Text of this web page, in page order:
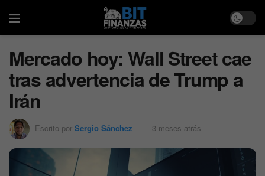
Mercado hoy: Wall Street cae
tras advertencia de Trump a
Irán
Escrito por Sergio Sánchez 3 meses atrás